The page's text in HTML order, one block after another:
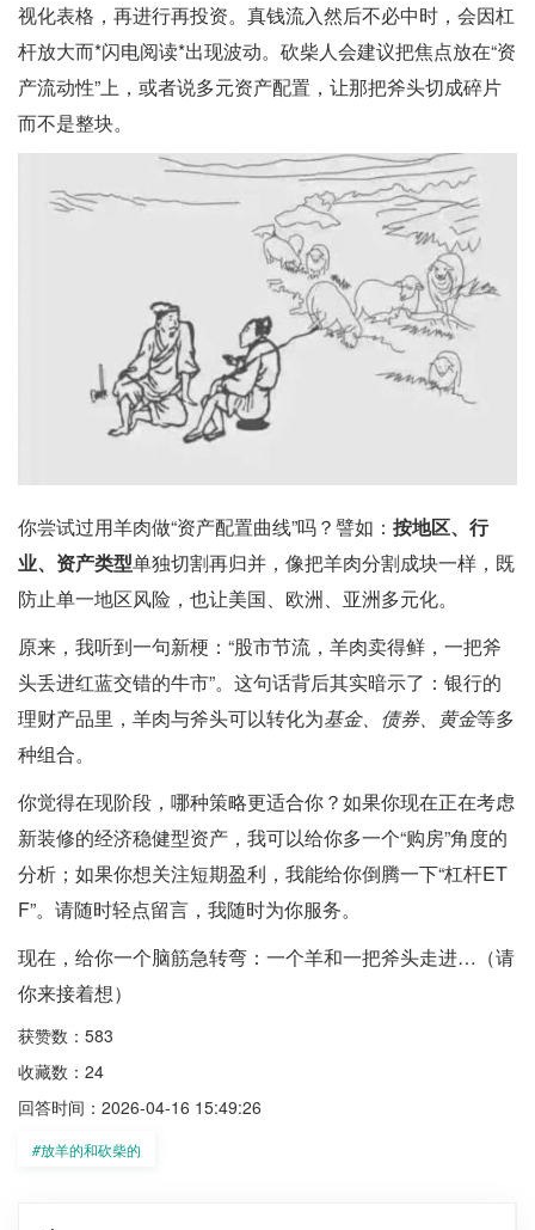
视化表格，再进行再投资。真钱流入然后不必中时，会因杠
杆放大而*闪电阅读*出现波动。砍柴人会建议把焦点放在“资
产流动性”上，或者说多元资产配置，让那把斧头切成碎片
而不是整块。
你尝试过用羊肉做“资产配置曲线”吗？譬如： 按地区、行
业、资产类型单独切割再归并，像把羊肉分割成块一样，既
防止单一地区风险，也让美国、欧洲、亚洲多元化。
原来，我听到一句新梗：“股市节流，羊肉卖得鲜，一把斧
头丢进红蓝交错的牛市”。这句话背后其实暗示了：银行的
理财产品里，羊肉与斧头可以转化为基金、债券、黄金等多
种组合。
你觉得在现阶段，哪种策略更适合你？如果你现在正在考虑
新装修的经济稳健型资产，我可以给你多一个“购房”角度的
分析；如果你想关注短期盈利，我能给你倒腾一下“杠杆ET
F”。请随时轻点留言，我随时为你服务。
现在，给你一个脑筋急转弯：一个羊和一把斧头走进…（请
你来接着想）
获赞数：583
收藏数：24
回答时间：2026-04-16 15:49:26
#放羊的和砍柴的